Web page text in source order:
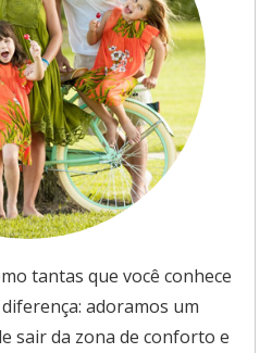
tantas que você conhece
adoramos um
sair da zona de conforto e